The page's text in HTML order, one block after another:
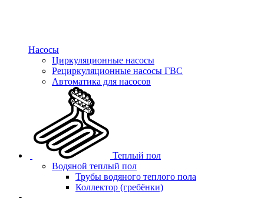
Насосы
Циркуляционные насосы
Рециркуляционные насосы ГВС
Автоматика для насосов
Теплый пол
Водяной теплый пол
Трубы водяного теплого пола
Коллектор (гребёнки)